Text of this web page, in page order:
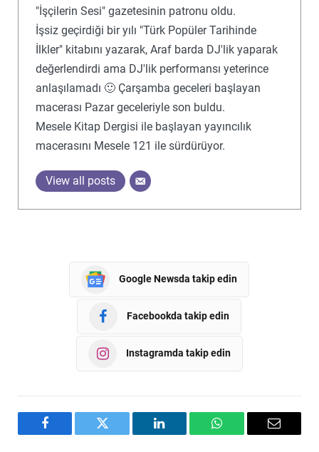
"İşçilerin Sesi" gazetesinin patronu oldu.
İşsiz geçirdiği bir yılı "Türk Popüler Tarihinde
İlkler" kitabını yazarak, Araf barda DJ'lik yaparak
değerlendirdi ama DJ'lik performansı yeterince
anlaşılamadı 🙂 Çarşamba geceleri başlayan
macerası Pazar geceleriyle son buldu.
Mesele Kitap Dergisi ile başlayan yayıncılık
macerasını Mesele 121 ile sürdürüyor.
View all posts
Google Newsda takip edin
Facebookda takip edin
Instagramda takip edin
Facebook Twitter LinkedIn WhatsAppEmail